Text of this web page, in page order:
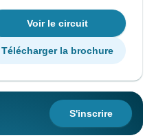
Voir le circuit
Télécharger la brochure
S'inscrire